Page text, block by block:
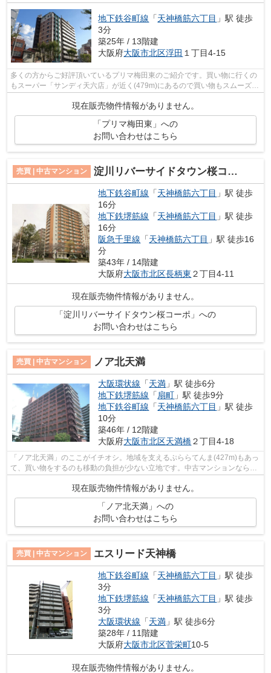
地下鉄谷町線 「天神橋筋六丁目 」駅 徒歩
3分
築25年 / 13階建
大阪府大阪市北区浮田 １丁目4-15
多くの方からご好評頂いているプリマ梅田東のご紹介です。買い物に行くの
もスーパー「サンディ天六店」が近く(479m)にあるので買い物もスムーズで
現在販売物件情報がありません。
「プリマ梅田東」への
お問い合わせはこちら
売買 | 中古マンション 淀川リバーサイドタウン桜コーポ
地下鉄谷町線 「天神橋筋六丁目 」駅 徒歩
16分
地下鉄堺筋線 「天神橋筋六丁目 」駅 徒歩
16分
阪急千里線 「天神橋筋六丁目 」駅 徒歩16
分
築43年 / 14階建
大阪府大阪市北区長柄東 ２丁目4-11
現在販売物件情報がありません。
「淀川リバーサイドタウン桜コーポ」への
お問い合わせはこちら
売買 | 中古マンション ノア北天満
大阪環状線 「天満 」駅 徒歩6分
地下鉄堺筋線 「 扇町 」駅 徒歩9分
地下鉄谷町線 「天神橋筋六丁目 」駅 徒歩
10分
築46年 / 12階建
大阪府大阪市北区天満橋２丁目4-18
「ノア北天満」のここがイチオシ。地域を支えるぷららてんま(427m)もあっ
て、買い物をするのも移動の負担が少ない立地です。中古マンションなら、
現在販売物件情報がありません。
「ノア北天満」への
お問い合わせはこちら
売買 | 中古マンション エスリード天神橋
地下鉄谷町線 「天神橋筋六丁目 」駅 徒歩
3分
地下鉄堺筋線 「天神橋筋六丁目 」駅 徒歩
3分
大阪環状線 「天満 」駅 徒歩6分
築28年 / 11階建
大阪府大阪市北区菅栄町10-5
現在販売物件情報がありません。